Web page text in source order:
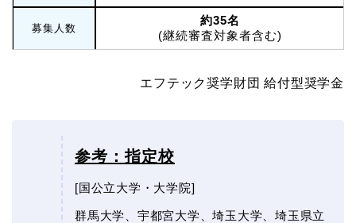
募集人数
約35名
(継続審査対象者含む)
エフテック奨学財団 給付型奨学金
参考：指定校
[国公立大学・大学院]
群馬大学、宇都宮大学、埼玉大学、埼玉県立